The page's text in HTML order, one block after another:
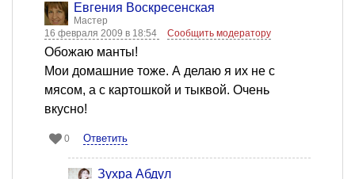
Евгения Воскресенская
Мастер
16 февраля 2009 в 18:54
Сообщить модератору
Обожаю манты!
Мои домашние тоже. А делаю я их не с
мясом, а с картошкой и тыквой. Очень
вкусно!
0 Ответить
Зухра Абдул